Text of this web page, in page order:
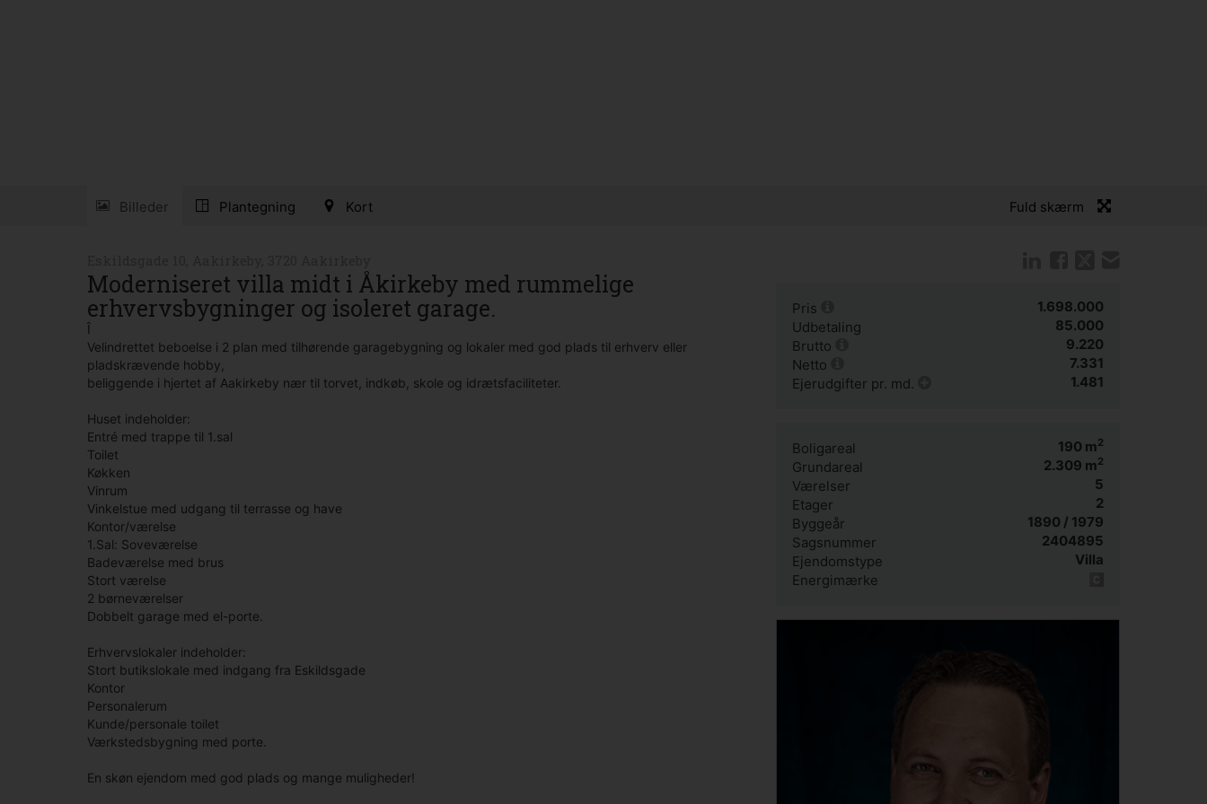
Billeder Plantegning Kort Fuld skærm
Moderniseret villa midt i Åkirkeby med rummelige
erhvervsbygninger og isoleret garage.
Î
Velindrettet beboelse i 2 plan med tilhørende garagebygning og lokaler med god plads til erhverv eller
pladskrævende hobby,
beliggende i hjertet af Aakirkeby nær til torvet, indkøb, skole og idrætsfaciliteter.
Huset indeholder:
Entré med trappe til 1.sal
Toilet
Køkken
Vinrum
Vinkelstue med udgang til terrasse og have
Kontor/værelse
1.Sal: Soveværelse
Badeværelse med brus
Stort værelse
2 børneværelser
Dobbelt garage med el-porte.
Erhvervslokaler indeholder:
Stort butikslokale med indgang fra Eskildsgade
Kontor
Personalerum
Kunde/personale toilet
Værkstedsbygning med porte.
En skøn ejendom med god plads og mange muligheder!
Pris
1.698.000
Udbetaling
85.000
Brutto
9.220
Netto
7.331
Ejerudgifter pr. md.
1.481
Boligareal 190 m2
Grundareal 2.309 m2
Værelser
5
Etager
2
Byggeår
1890 / 1979
Sagsnummer
2404895
Ejendomstype
Villa
Energimærke